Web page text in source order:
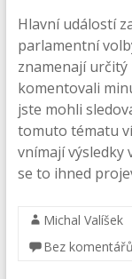
Hlavní událostí
parlamentní
znamenají
komentovali
jste mohli
tomuto tématu
vnímají výsledky
se to ihned
Michal Valíšek
Bez komentářů